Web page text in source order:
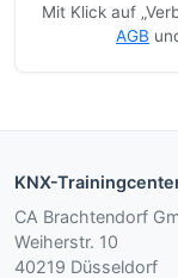
Mit Klick auf
AGB
KNX-
CA Brachtendorf
Weiherstr. 10
40219 Düsseldorf